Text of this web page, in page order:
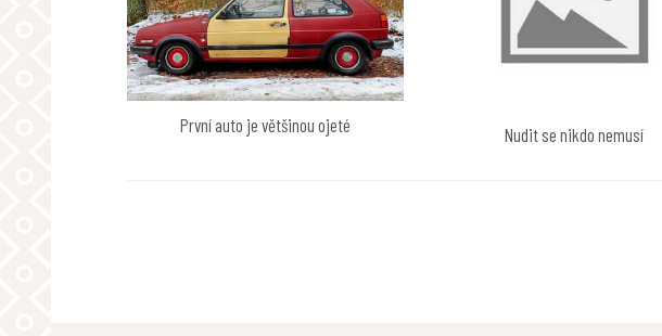
První auto je většinou ojeté Nudit se nikdo nemusí